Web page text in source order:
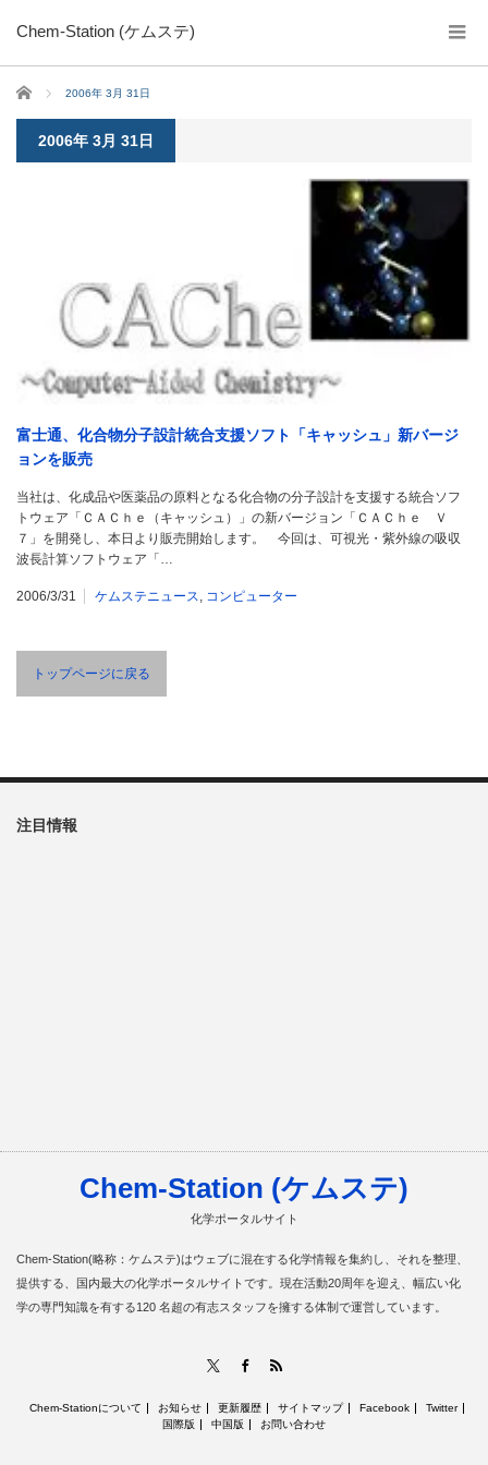
Chem-Station (ケムステ)
ホーム 2006年 3月 31日
2006年 3月 31日
富士通、化合物分子設計統合支援ソフト「キャッシュ」新バージ
ョンを販売
当社は、化成品や医薬品の原料となる化合物の分子設計を支援する統合ソフ
トウェア「ＣＡＣｈｅ（キャッシュ）」の新バージョン「ＣＡＣｈｅ Ｖ
７」を開発し、本日より販売開始します。 今回は、可視光・紫外線の吸収
波長計算ソフトウェア「…
2006/3/31 ケムステニュース, コンピューター
トップページに戻る
注目情報
Chem-Station (ケムステ)
化学ポータルサイト
Chem-Station(略称：ケムステ)はウェブに混在する化学情報を集約し、それを整理、
提供する、国内最大の化学ポータルサイトです。現在活動20周年を迎え、幅広い化
学の専門知識を有する120 名超の有志スタッフを擁する体制で運営しています。
Facebook
Chem-Stationについて お知らせ 更新履歴 サイトマップ Facebook
Twitter
国際版
中国版 お問い合わせ